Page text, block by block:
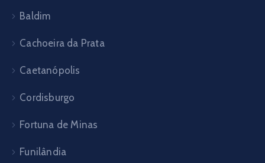
Baldim
Cachoeira da Prata
Caetanópolis
Cordisburgo
Fortuna de Minas
Funilândia